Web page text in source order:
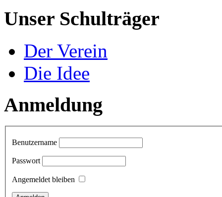
Unser Schulträger
Der Verein
Die Idee
Anmeldung
Benutzername
Passwort
Angemeldet bleiben